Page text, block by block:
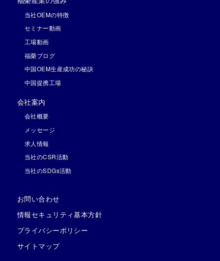
当社OEMの特徴
セミナー動画
工場動画
福榮ブログ
中国OEM生産成功の秘訣
中国提携工場
会社案内
会社概要
メッセージ
求人情報
当社のCSR活動
当社のSDGs活動
お問い合わせ
情報セキュリティ基本方針
プライバシーポリシー
サイトマップ